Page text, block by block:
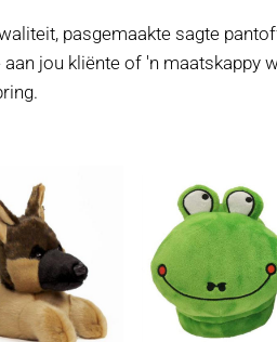
pasgemaakte sagte
jou kliënte of 'n maatskappy